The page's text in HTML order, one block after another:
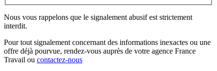
Nous vous rappelons que le signalement abusif est strictement
interdit.
Pour tout signalement concernant des informations inexactes ou une
offre déjà pourvue, rendez-vous auprès de votre agence France
Travail ou contactez-nous